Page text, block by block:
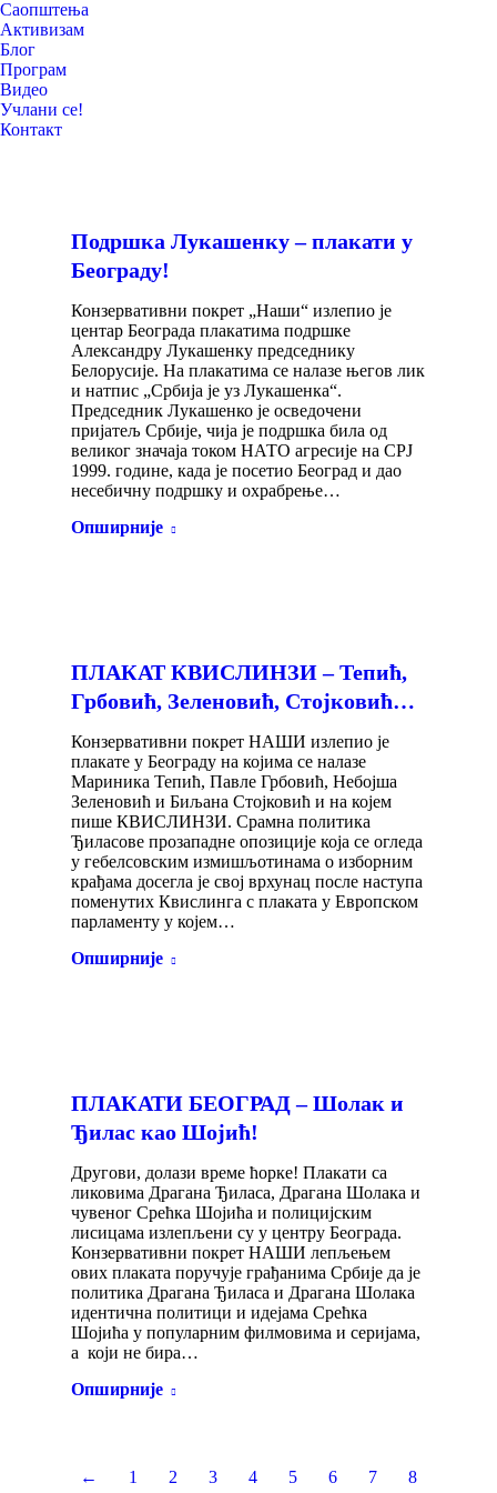
Саопштења
Активизам
Блог
Програм
Видео
Учлани се!
Контакт
Подршка Лукашенку – плакати у
Београду!
Конзервативни покрет „Наши“ излепио је
центар Београда плакатима подршке
Александру Лукашенку председнику
Белорусије. На плакатима се налазе његов лик
и натпис „Србија је уз Лукашенка“.
Председник Лукашенко је осведочени
пријатељ Србије, чија је подршка била од
великог значаја током НАТО агресије на СРЈ
1999. године, када је посетио Београд и дао
несебичну подршку и охрабрење…
Опширније
ПЛАКАТ КВИСЛИНЗИ – Тепић,
Грбовић, Зеленовић, Стојковић…
Конзервативни покрет НАШИ излепио је
плакате у Београду на којима се налазе
Мариника Тепић, Павле Грбовић, Небојша
Зеленовић и Биљана Стојковић и на којем
пише КВИСЛИНЗИ. Срамна политика
Ђиласове прозападне опозиције која се огледа
у гебелсовским измишљотинама о изборним
крађама досегла је свој врхунац после наступа
поменутих Квислинга с плаката у Европском
парламенту у којем…
Опширније
ПЛАКАТИ БЕОГРАД – Шолак и
Ђилас као Шојић!
Другови, долази време ћорке! Плакати са
ликовима Драгана Ђиласа, Драгана Шолака и
чувеног Срећка Шојића и полицијским
лисицама излепљени су у центру Београда.
Конзервативни покрет НАШИ лепљењем
ових плаката поручује грађанима Србије да је
политика Драгана Ђиласа и Драгана Шолака
идентична политици и идејама Срећка
Шојића у популарним филмовима и серијама,
а који не бира…
Опширније
← 1 2 3 4 5 6 7
8